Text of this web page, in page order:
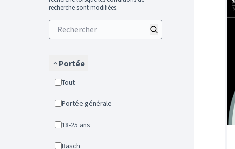
recherche sont modifiées.
Portée
Tout
Portée générale
18-25 ans
Basch